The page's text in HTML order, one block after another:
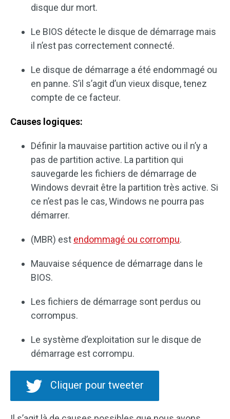
disque dur mort.
Le BIOS détecte le disque de démarrage mais
il n’est pas correctement connecté.
Le disque de démarrage a été endommagé ou
en panne. S’il s’agit d’un vieux disque, tenez
compte de ce facteur.
Causes logiques:
Définir la mauvaise partition active ou il n’y a
pas de partition active. La partition qui
sauvegarde les fichiers de démarrage de
Windows devrait être la partition très active. Si
ce n’est pas le cas, Windows ne pourra pas
démarrer.
(MBR) est endommagé ou corrompu.
Mauvaise séquence de démarrage dans le
BIOS.
Les fichiers de démarrage sont perdus ou
corrompus.
Le système d’exploitation sur le disque de
démarrage est corrompu.
Cliquer pour tweeter